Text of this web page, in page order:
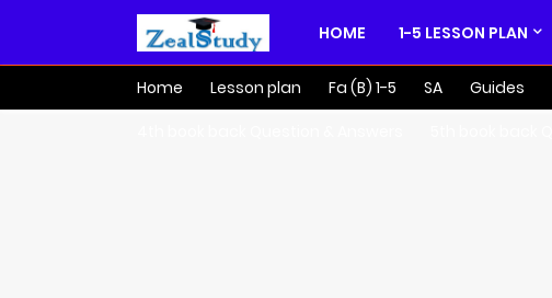
HOME 1-5 LESSON PLAN
Home Lesson plan Fa (B) 1-5 SA Guides